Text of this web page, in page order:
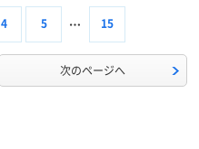
4 5 15
次のページへ